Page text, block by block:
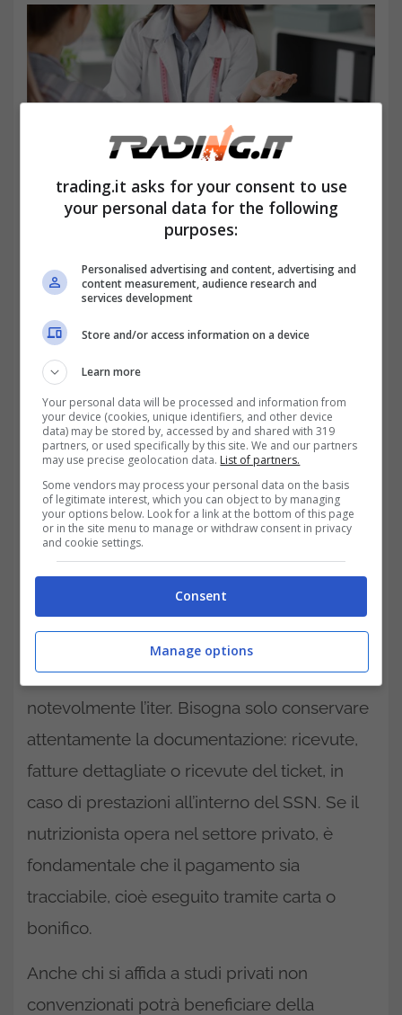
Entrate-trading.it
La detrazione è pari al 19% della spesa
sostenuta, ma è necessario che superi la
franchigia di 129,11 euro prevista per tutte le
spese sanitarie. Non serve alcuna
prescrizione medica, semplificando
notevolmente l’iter. Bisogna solo conservare
attentamente la documentazione: ricevute,
fatture dettagliate o ricevute del ticket, in
caso di prestazioni all’interno del SSN. Se il
nutrizionista opera nel settore privato, è
fondamentale che il pagamento sia
tracciabile, cioè eseguito tramite carta o
bonifico.
Anche chi si affida a studi privati non
convenzionati potrà beneficiare della
trading.it asks for your consent to use
your personal data for the following
purposes:
Personalised advertising and content, advertising and
content measurement, audience research and
services development
Store and/or access information on a device
Learn more
Your personal data will be processed and information from
your device (cookies, unique identifiers, and other device
data) may be stored by, accessed by and shared with 319
partners, or used specifically by this site. We and our partners
may use precise geolocation data. List of partners.
Some vendors may process your personal data on the basis
of legitimate interest, which you can object to by managing
your options below. Look for a link at the bottom of this page
or in the site menu to manage or withdraw consent in privacy
and cookie settings.
Consent
Manage options